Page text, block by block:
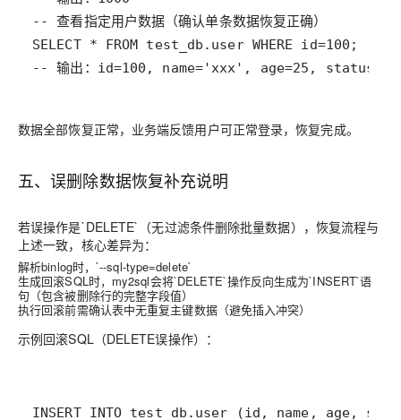
-- 输出：id=100, name='xxx', age=25, status=1（
数据全部恢复正常，业务端反馈用户可正常登录，恢复完成。
五、误删除数据恢复补充说明
若误操作是`DELETE`（无过滤条件删除批量数据），恢复流程与
上述一致，核心差异为：
解析binlog时，`--sql-type=delete`
生成回滚SQL时，my2sql会将`DELETE`操作反向生成为`INSERT`语
句（包含被删除行的完整字段值）
执行回滚前需确认表中无重复主键数据（避免插入冲突）
示例回滚SQL（DELETE误操作）：